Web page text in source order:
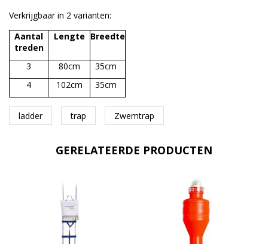
Verkrijgbaar in 2 varianten:
Aantal
treden
Lengte Breedte
3 80cm
35cm
4
102cm 35cm
ladder trap Zwemtrap
GERELATEERDE PRODUCTEN